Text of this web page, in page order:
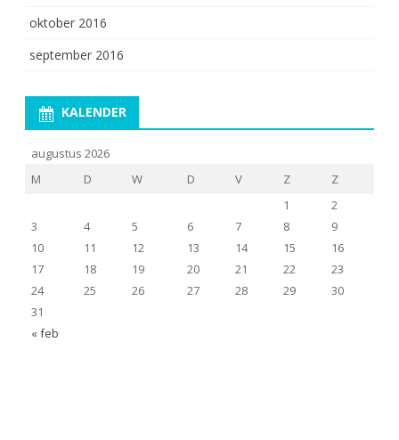
oktober 2016
september 2016
KALENDER
augustus 2026
M
D W D V Z Z
« feb
1
2
3
4 5 6 7 8
9
10
11 12 13 14 15
16
17
18 19 20 21 22
23
24
25 26 27 28 29
30
31